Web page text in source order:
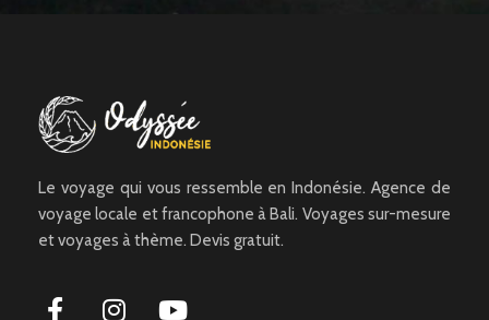
Le voyage qui vous ressemble en Indonésie. Agence de
voyage locale et francophone à Bali. Voyages sur-mesure
et voyages à thème. Devis gratuit.